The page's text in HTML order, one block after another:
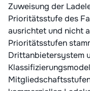
Zuweisung der
Prioritätsstufe des
ausrichtet und nicht
Prioritätsstufen
Drittanbietersystem